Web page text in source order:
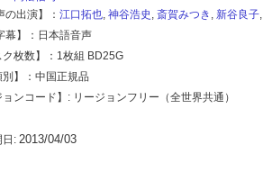
の出演】： 江口拓也, 神谷浩史 , 斎賀みつき , 新谷良子,
幕】：日本語音声
ク枚数】：1枚組 BD25G
別】：中国正規品
ョンコード】: リージョンフリー（全世界共通）
日: 2013/04/03